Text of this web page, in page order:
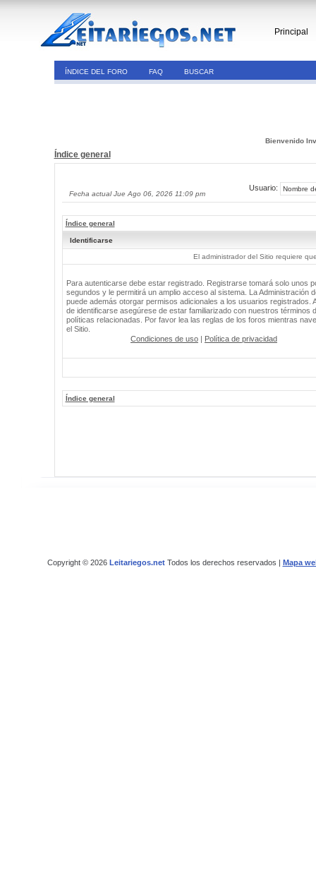
Principal
ÍNDICE DEL FORO FAQ BUSCAR
Bienvenido
Índice general
Fecha actual Jue Ago 06, 2026 11:09 pm
Usuario:
Índice general
Identificarse
El administrador del Sitio requiere
Para autenticarse debe estar registrado. Registrarse tomará solo unos
segundos y le permitirá un amplio acceso al sistema. La Administración
puede además otorgar permisos adicionales a los usuarios registrados.
de identificarse asegúrese de estar familiarizado con nuestros términos
políticas relacionadas. Por favor lea las reglas de los foros mientras
el Sitio.
Condiciones de uso | Política de privacidad
Índice general
Copyright © 2026 Leitariegos.netTodos los derechos reservados | Mapa